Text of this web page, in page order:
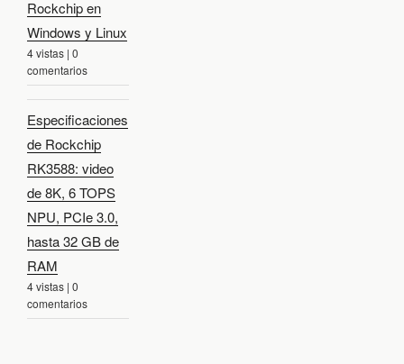
Rockchip en
Windows y Linux
4 vistas | 0
comentarios
Especificaciones
de Rockchip
RK3588: video
de 8K, 6 TOPS
NPU, PCIe 3.0,
hasta 32 GB de
RAM
4 vistas | 0
comentarios